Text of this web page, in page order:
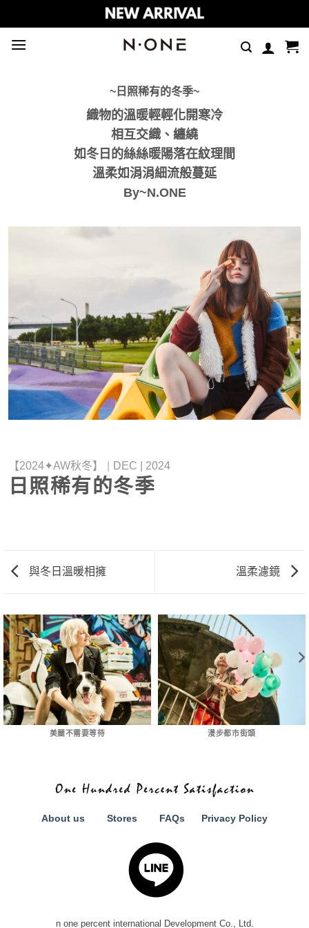
to
content
~日照稀有的冬季~
織物的溫暖輕輕化開寒冷
相互交織、纏繞
如冬日的絲絲暖陽落在紋理間
溫柔如涓涓細流般蔓延
By~N.ONE
【2024✦AW秋冬】 DEC | 2024
日照稀有的冬季
與冬日溫暖相擁 溫柔濾鏡
美麗不需要等待 漫步都市街頭
About us Stores FAQs Privacy Policy
n one percent international Development Co., Ltd.